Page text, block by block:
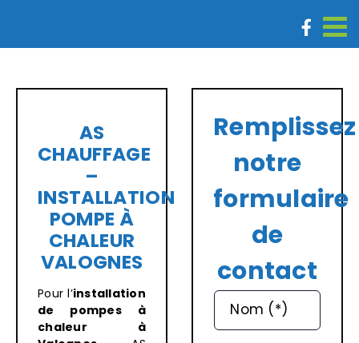
contenu
AS
CHAUFFAGE
–
INSTALLATION
POMPE À
CHALEUR
VALOGNES
Pour l’installation
de pompes à
chaleur à
Remplissez
notre
formulaire
de
contact
Nom (*)